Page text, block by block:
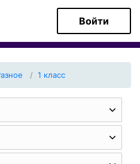
Войти
1 класс